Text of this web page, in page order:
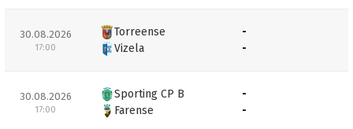
30.08.2026
17:00
Torreense
Vizela
-
-
30.08.2026
17:00
Sporting CP B
Farense
-
-